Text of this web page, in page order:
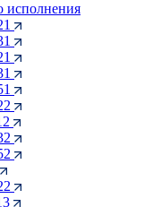
исполнения